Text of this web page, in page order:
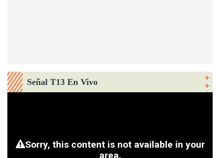
Señal T13 En Vivo